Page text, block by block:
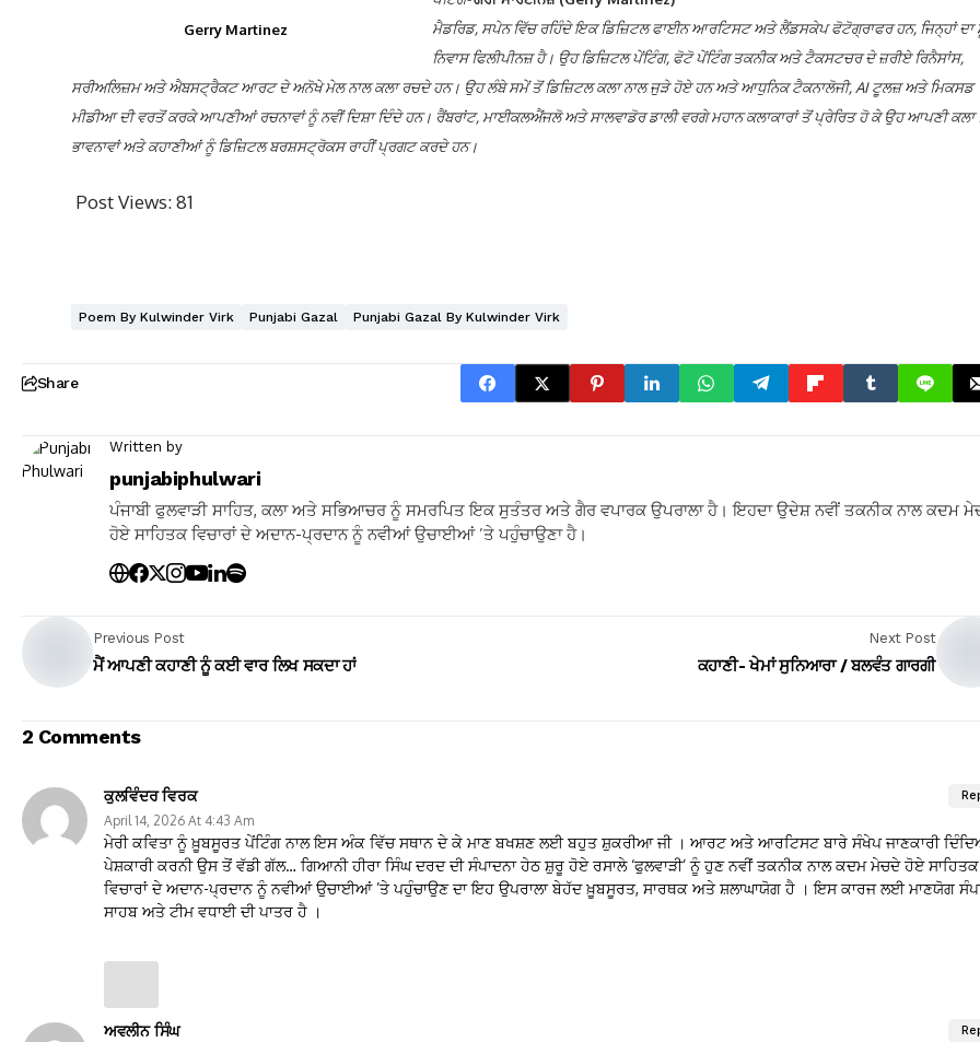
Gerry Martinez
ਮੈਡਰਿਡ, ਸਪੇਨ ਵਿੱਚ ਰਹਿੰਦੇ ਇਕ ਡਿਜ਼ਿਟਲ ਫਾਈਨ ਆਰਟਿਸਟ ਅਤੇ ਲੈਂਡਸਕੇਪ ਫੋਟੋਗ੍ਰਾਫਰ ਹਨ, ਜਿਨ੍ਹਾਂ ਦਾ
ਨਿਵਾਸ ਫਿਲੀਪੀਨਜ਼ ਹੈ। ਉਹ ਡਿਜ਼ਿਟਲ ਪੇਂਟਿੰਗ, ਫੋਟੋ ਪੇਂਟਿੰਗ ਤਕਨੀਕ ਅਤੇ ਟੈਕਸਟਚਰ ਦੇ ਜ਼ਰੀਏ ਰਿਨੈਸਾਂਸ,
ਸਰੀਅਲਿਜ਼ਮ ਅਤੇ ਐਬਸਟ੍ਰੈਕਟ ਆਰਟ ਦੇ ਅਨੋਖੇ ਮੇਲ ਨਾਲ ਕਲਾ ਰਚਦੇ ਹਨ। ਉਹ ਲੰਬੇ ਸਮੇਂ ਤੋਂ ਡਿਜ਼ਿਟਲ ਕਲਾ ਨਾਲ ਜੁੜੇ ਹੋਏ ਹਨ ਅਤੇ ਆਧੁਨਿਕ ਟੈਕਨਾਲੋਜੀ, AI ਟੂਲਜ਼ ਅਤੇ ਮਿਕਸਡ
ਮੀਡੀਆ ਦੀ ਵਰਤੋਂ ਕਰਕੇ ਆਪਣੀਆਂ ਰਚਨਾਵਾਂ ਨੂੰ ਨਵੀਂ ਦਿਸ਼ਾ ਦਿੰਦੇ ਹਨ। ਰੈਂਬਰਾਂਟ, ਮਾਈਕਲਐਂਜਲੋ ਅਤੇ ਸਾਲਵਾਡੋਰ ਡਾਲੀ ਵਰਗੇ ਮਹਾਨ ਕਲਾਕਾਰਾਂ ਤੋਂ ਪ੍ਰੇਰਿਤ ਹੋ ਕੇ ਉਹ ਆਪਣੀ ਕਲਾ
ਭਾਵਨਾਵਾਂ ਅਤੇ ਕਹਾਣੀਆਂ ਨੂੰ ਡਿਜ਼ਿਟਲ ਬਰਸ਼ਸਟ੍ਰੋਕਸ ਰਾਹੀਂ ਪ੍ਰਗਟ ਕਰਦੇ ਹਨ।
Post Views:81
Poem By Kulwinder Virk Punjabi Gazal Punjabi Gazal By Kulwinder Virk
Share
Written by
punjabiphulwari
ਪੰਜਾਬੀ ਫੁਲਵਾੜੀ ਸਾਹਿਤ, ਕਲਾ ਅਤੇ ਸਭਿਆਚਰ ਨੂੰ ਸਮਰਪਿਤ ਇਕ ਸੁਤੰਤਰ ਅਤੇ ਗੈਰ ਵਪਾਰਕ ਉਪਰਾਲਾ ਹੈ। ਇਹਦਾ ਉਦੇਸ਼ ਨਵੀਂ ਤਕਨੀਕ ਨਾਲ ਕਦਮ
ਹੋਏ ਸਾਹਿਤਕ ਵਿਚਾਰਾਂ ਦੇ ਅਦਾਨ-ਪ੍ਰਦਾਨ ਨੂੰ ਨਵੀਆਂ ਉਚਾਈਆਂ ’ਤੇ ਪਹੁੰਚਾਉਣਾ ਹੈ।
Previous Post
ਮੈਂ ਆਪਣੀ ਕਹਾਣੀ ਨੂੰ ਕਈ ਵਾਰ ਲਿਖ ਸਕਦਾ ਹਾਂ
Next Post
ਕਹਾਣੀ- ਖੇਮਾਂ ਸੁਨਿਆਰਾ / ਬਲਵੰਤ ਗਾਰਗੀ
2 Comments
ਕੁਲਵਿੰਦਰ ਵਿਰਕ
April 14, 2026 At 4:43 Am
ਮੇਰੀ ਕਵਿਤਾ ਨੂੰ ਖ਼ੂਬਸੂਰਤ ਪੇਂਟਿੰਗ ਨਾਲ ਇਸ ਅੰਕ ਵਿੱਚ ਸਥਾਨ ਦੇ ਕੇ ਮਾਣ ਬਖਸ਼ਣ ਲਈ ਬਹੁਤ ਸ਼ੁਕਰੀਆ ਜੀ । ਆਰਟ ਅਤੇ ਆਰਟਿਸਟ ਬਾਰੇ ਸੰਖੇਪ ਜਾਣਕਾਰੀ
ਪੇਸ਼ਕਾਰੀ ਕਰਨੀ ਉਸ ਤੋਂ ਵੱਡੀ ਗੱਲ… ‌ਗਿਆਨੀ ਹੀਰਾ ਸਿੰਘ ਦਰਦ ਦੀ ਸੰਪਾਦਨਾ ਹੇਠ ਸ਼ੁਰੂ ਹੋਏ ਰਸਾਲੇ ‘ਫੁਲਵਾੜੀ’ ਨੂੰ ਹੁਣ ਨਵੀਂ ਤਕਨੀਕ ਨਾਲ ਕਦਮ ਮੇਚਦੇ ਹੋਏ ਸਾਹਿਤਕ
ਵਿਚਾਰਾਂ ਦੇ ਅਦਾਨ-ਪ੍ਰਦਾਨ ਨੂੰ ਨਵੀਆਂ ਉਚਾਈਆਂ ’ਤੇ ਪਹੁੰਚਾਉਣ ਦਾ ਇਹ ਉਪਰਾਲਾ ਬੇਹੱਦ ਖ਼ੂਬਸੂਰਤ, ਸਾਰਥਕ ਅਤੇ ਸ਼ਲਾਘਾਯੋਗ ਹੈ । ਇਸ ਕਾਰਜ ਲਈ ਮਾਣਯੋਗ
ਸਾਹਬ ਅਤੇ ਟੀਮ ਵਧਾਈ ਦੀ ਪਾਤਰ ਹੈ ।
ਅਵਲੀਨ ਸਿੰਘ